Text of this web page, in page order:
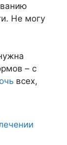
Не могу
– с
всех,